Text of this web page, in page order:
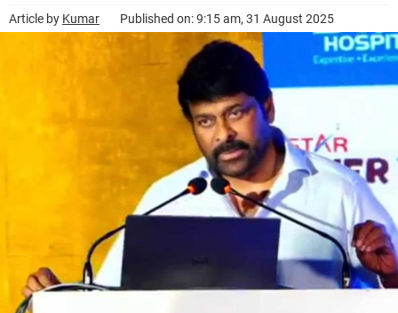
Article by Kumar Published on: 9:15 am, 31 August 2025